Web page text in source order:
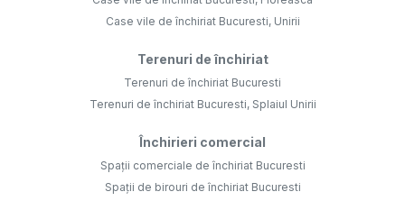
Case vile de închiriat Bucuresti, Unirii
Terenuri de închiriat
Terenuri de închiriat Bucuresti
Terenuri de închiriat Bucuresti, Splaiul Unirii
Închirieri comercial
Spații comerciale de închiriat Bucuresti
Spații de birouri de închiriat Bucuresti